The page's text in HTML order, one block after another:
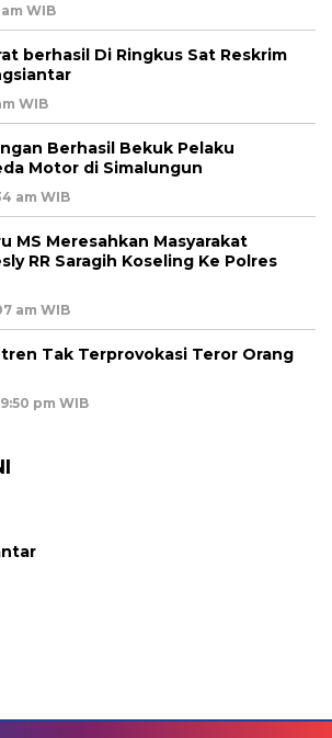
WIB
berhasil Di Ringkus Sat Reskrim
WIB
Berhasil Bekuk Pelaku
Motor di Simalungun
am WIB
MS Meresahkan Masyarakat
RR Saragih Koseling Ke Polres
am WIB
Tak Terprovokasi Teror Orang
pm WIB